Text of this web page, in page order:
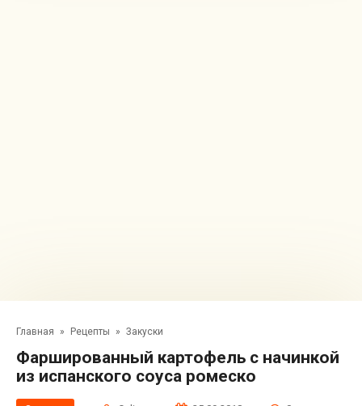
Главная » Рецепты » Закуски
Фаршированный картофель с начинкой
из испанского соуса ромеско